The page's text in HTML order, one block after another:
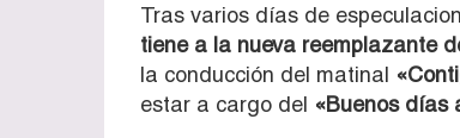
Tras varios días de
tiene a la nueva reemplazante
la conducción del matinal
estar a cargo del «Buenos días